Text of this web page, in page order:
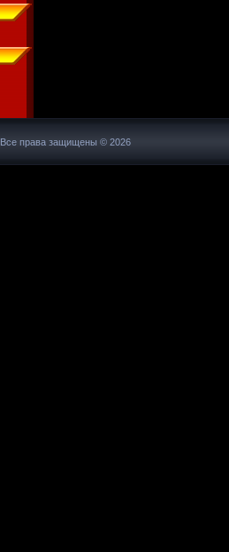
Все права защищены © 2026